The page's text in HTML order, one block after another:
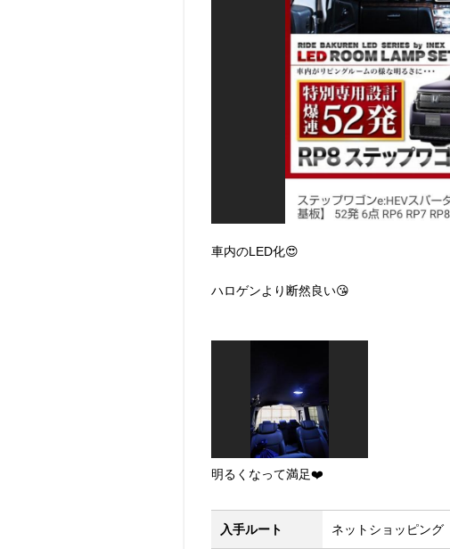
車内のLED化😍
ハロゲンより断然良い😘
明るくなって満足❤️
入手ルート ネットショッピング